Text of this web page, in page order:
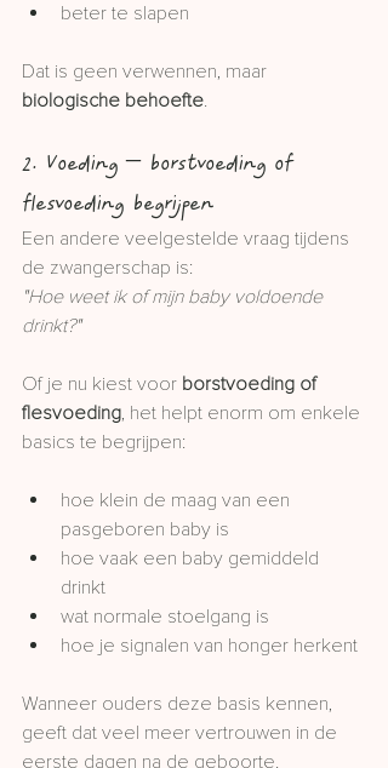
beter te slapen
Dat is geen verwennen, maar
biologische behoefte.
2. Voeding – borstvoeding of
flesvoeding begrijpen
Een andere veelgestelde vraag tijdens
de zwangerschap is:
"Hoe weet ik of mijn baby voldoende
drinkt?"
Of je nu kiest voor borstvoeding of
flesvoeding, het helpt enorm om enkele
basics te begrijpen:
hoe klein de maag van een
pasgeboren baby is
hoe vaak een baby gemiddeld
drinkt
wat normale stoelgang is
hoe je signalen van honger herkent
Wanneer ouders deze basis kennen,
geeft dat veel meer vertrouwen in de
eerste dagen na de geboorte.